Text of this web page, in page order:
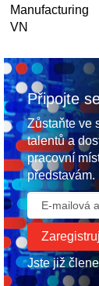
Manufacturing
VN
Připojte
Zůstaňte ve
talentů a
pracovní
představám.
Jste již